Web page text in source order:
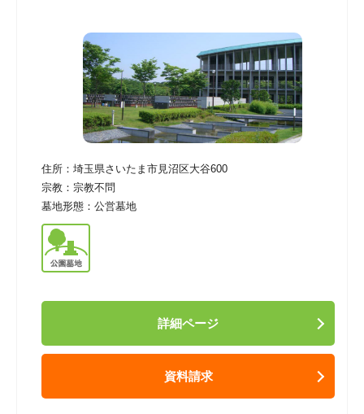
住所： 埼玉県さいたま市見沼区大谷600
宗教： 宗教不問
墓地形態： 公営墓地
詳細ページ
資料請求